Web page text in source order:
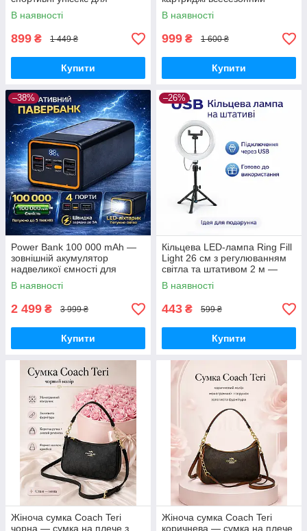
щоденного використання
В наявності
899 ₴ 1 449 ₴
Купити
пропан-бутан для
портативних плит, пальників
та кемпінгу
В наявності
999 ₴ 1 600 ₴
Купити
–38%
Power Bank 100 000 mAh —
зовнішній акумулятор
надвеликої ємності для
телефону, роутера та
автономного живлення
В наявності
2 499 ₴ 3 999 ₴
Купити
–26%
Кільцева LED-лампа Ring Fill
Light 26 см з регулюванням
світла та штативом 2 м —
світло для селфі, блогерів,
візажистів, фото-віде
В наявності
443 ₴ 599 ₴
Купити
Жіноча сумка Coach Teri
чорна — сумка на плече з
Жіноча сумка Coach Teri
коричнева — сумка на плече